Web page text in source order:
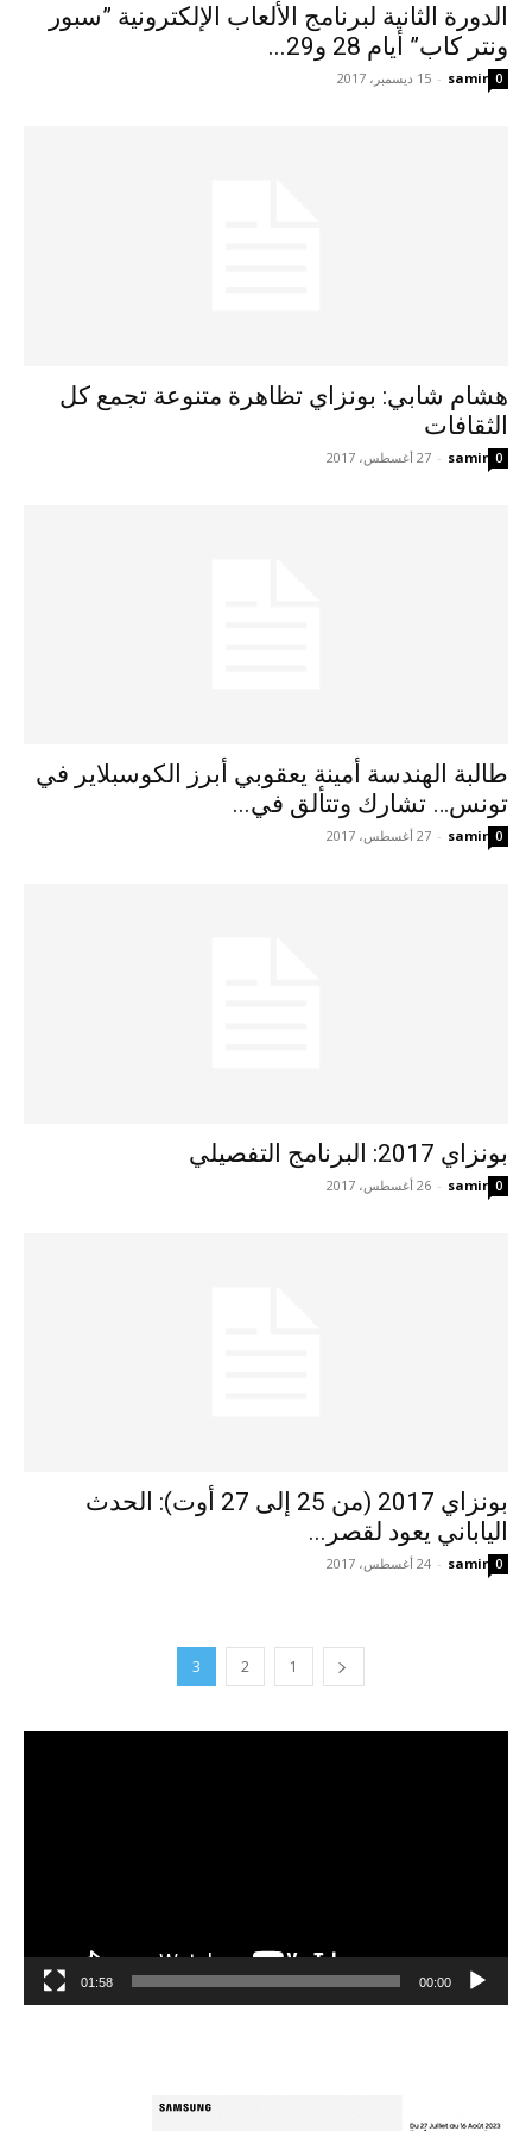
الدورة الثانية لبرنامج الألعاب الإلكترونية ”سبور
ونتر كاب” أيام 28 و29...
samir
- 15 ديسمبر، 2017 0
هشام شابي: بونزاي تظاهرة متنوعة تجمع كل
الثقافات
samir
- 27 أغسطس، 2017 0
طالبة الهندسة أمينة يعقوبي أبرز الكوسبلاير في
تونس… تشارك وتتألق في...
samir
- 27 أغسطس، 2017 0
بونزاي 2017: البرنامج التفصيلي
samir
- 26 أغسطس، 2017 0
بونزاي 2017 (من 25 إلى 27 أوت): الحدث
الياباني يعود لقصر...
samir
- 24 أغسطس، 2017 0
1
2
3
00:00
01:58